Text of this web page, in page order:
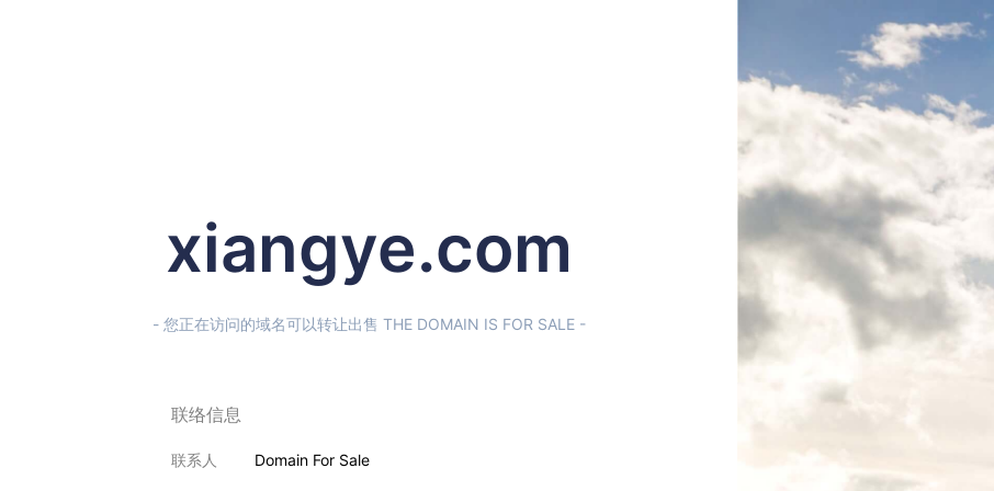
xiangye.com
- 您正在访问的域名可以转让出售 THE DOMAIN IS FOR SALE -
联络信息
联系人 Domain For Sale